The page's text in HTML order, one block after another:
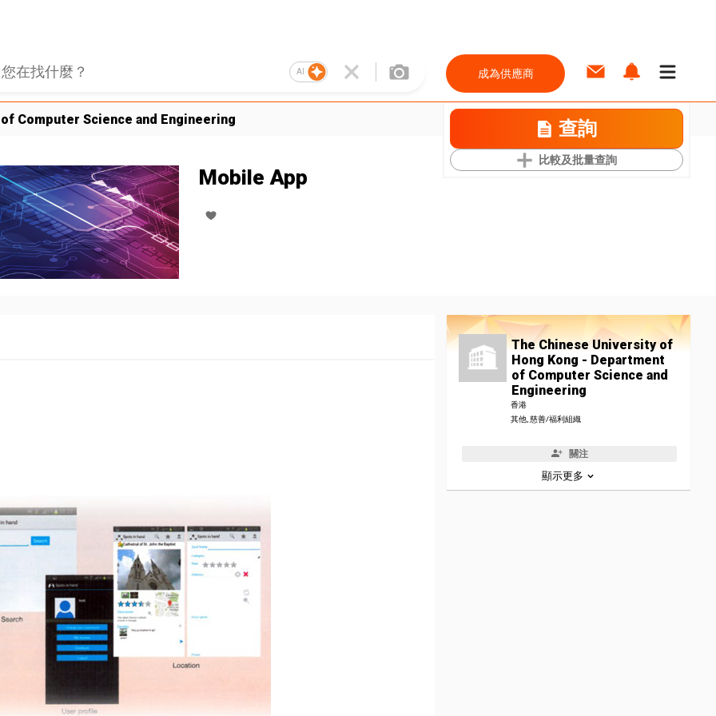
AI 成為供應商
Computer Science and Engineering 查詢
比較及批量查詢
Mobile App
The Chinese University of
Hong Kong - Department
of Computer Science and
Engineering
香港
其他, 慈善/福利組織
關注
顯示更多